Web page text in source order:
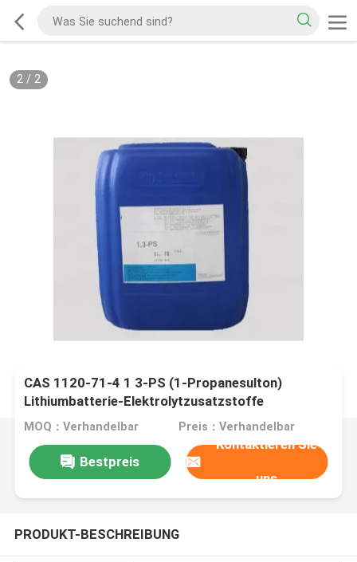
2/ 2
CAS 1120-71-4 1 3-PS (1-Propanesulton)
Lithiumbatterie-Elektrolytzusatzstoffe
MOQ：Verhandelbar Preis：Verhandelbar
Bestpreis
Kontaktieren Sie
uns
PRODUKT-BESCHREIBUNG